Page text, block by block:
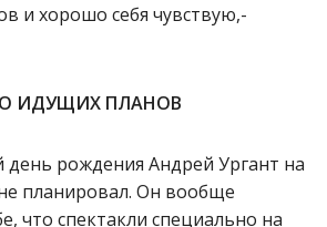
и хорошо себя чувствую,-
ИДУЩИХ ПЛАНОВ
рождения Андрей Ургант на
планировал. Он вообще
что спектакли специально на